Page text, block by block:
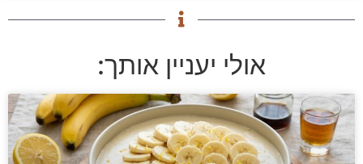
אולי יעניין אותך: